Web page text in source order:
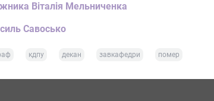
Віталія Мельниченка
Савосько
кдпу декан завкафедри помер